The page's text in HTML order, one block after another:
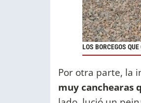
LOS BORCEGOS
Por otra parte, la
muy canchearas